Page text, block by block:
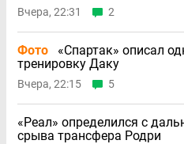
Вчера, 22:31 2
Фото
«Спартак» описал
тренировку Даку
Вчера, 22:15 5
«Реал» определился с
срыва трансфера Родри